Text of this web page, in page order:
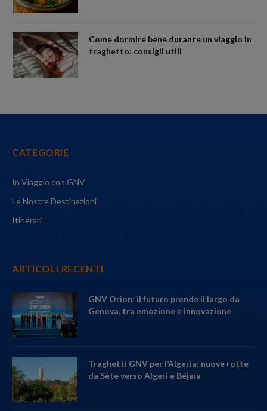
Come dormire bene durante un viaggio in
traghetto: consigli utili
CATEGORIE
In Viaggio con GNV
Le Nostre Destinazioni
Itinerari
ARTICOLI RECENTI
GNV Orion: il futuro prende il largo da
Genova, tra emozione e innovazione
Traghetti GNV per l’Algeria: nuove rotte
da Sète verso Algeri e Béjaïa